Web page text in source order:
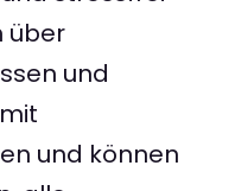
über
und
und können